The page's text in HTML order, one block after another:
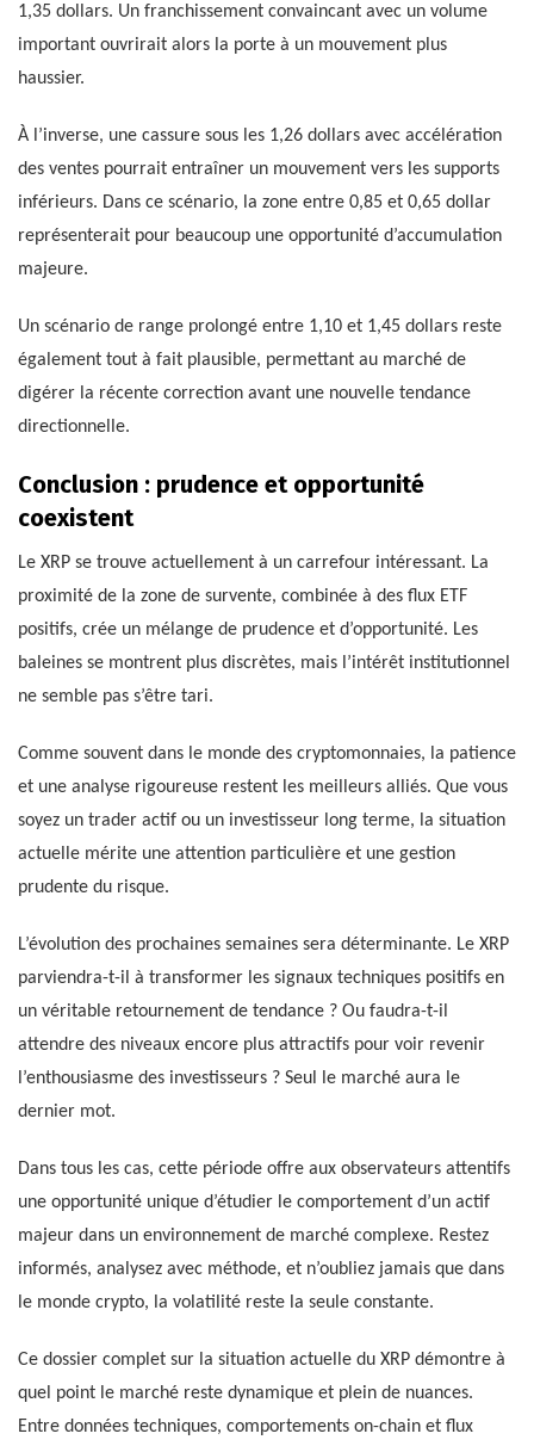
1,35 dollars. Un franchissement convaincant avec un volume
important ouvrirait alors la porte à un mouvement plus
haussier.
À l’inverse, une cassure sous les 1,26 dollars avec accélération
des ventes pourrait entraîner un mouvement vers les supports
inférieurs. Dans ce scénario, la zone entre 0,85 et 0,65 dollar
représenterait pour beaucoup une opportunité d’accumulation
majeure.
Un scénario de range prolongé entre 1,10 et 1,45 dollars reste
également tout à fait plausible, permettant au marché de
digérer la récente correction avant une nouvelle tendance
directionnelle.
Conclusion : prudence et opportunité
coexistent
Le XRP se trouve actuellement à un carrefour intéressant. La
proximité de la zone de survente, combinée à des flux ETF
positifs, crée un mélange de prudence et d’opportunité. Les
baleines se montrent plus discrètes, mais l’intérêt institutionnel
ne semble pas s’être tari.
Comme souvent dans le monde des cryptomonnaies, la patience
et une analyse rigoureuse restent les meilleurs alliés. Que vous
soyez un trader actif ou un investisseur long terme, la situation
actuelle mérite une attention particulière et une gestion
prudente du risque.
L’évolution des prochaines semaines sera déterminante. Le XRP
parviendra-t-il à transformer les signaux techniques positifs en
un véritable retournement de tendance ? Ou faudra-t-il
attendre des niveaux encore plus attractifs pour voir revenir
l’enthousiasme des investisseurs ? Seul le marché aura le
dernier mot.
Dans tous les cas, cette période offre aux observateurs attentifs
une opportunité unique d’étudier le comportement d’un actif
majeur dans un environnement de marché complexe. Restez
informés, analysez avec méthode, et n’oubliez jamais que dans
le monde crypto, la volatilité reste la seule constante.
Ce dossier complet sur la situation actuelle du XRP démontre à
quel point le marché reste dynamique et plein de nuances.
Entre données techniques, comportements on-chain et flux